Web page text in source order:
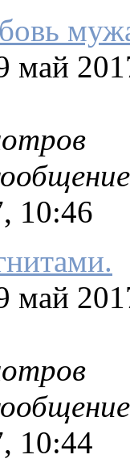
май
10:46
май
10:44